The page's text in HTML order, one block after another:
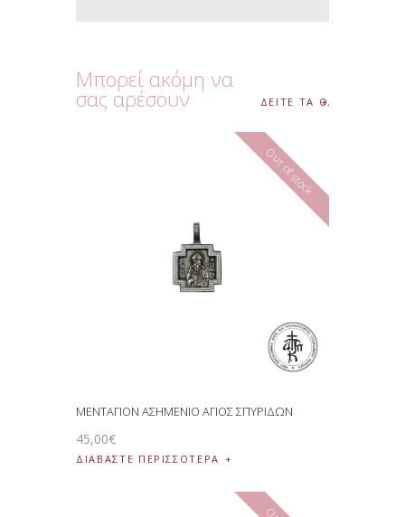
Μπορεί ακόμη να
σας αρέσουν ΔΕΙΤΕ ΤΑ ΟΛΑ
Out of stock
ΜΕΝΤΑΓΙΟΝ ΑΣΗΜΕΝΙΟ ΑΓΙΟΣ ΣΠΥΡΙΔΩΝ
45,00€
ΔΙΑΒΆΣΤΕ ΠΕΡΙΣΣΌΤΕΡΑ